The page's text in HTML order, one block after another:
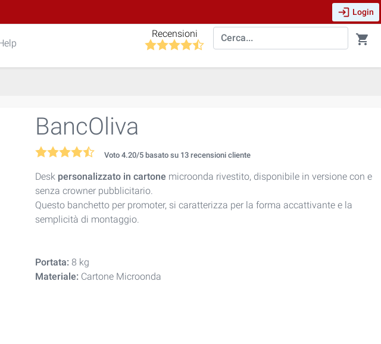
login Login
Recensioni shopping_cart
BancOliva
Voto4.20/5 basato su 13 recensioni cliente
Desk personalizzato in cartone microonda rivestito, disponibile in versione con e
senza crowner pubblicitario.
Questo banchetto per promoter, si caratterizza per la forma accattivante e la
semplicità di montaggio.
Portata: 8 kg
Materiale: Cartone Microonda